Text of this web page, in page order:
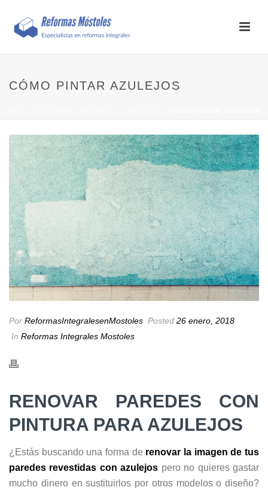
CÓMO PINTAR AZULEJOS
Por ReformasIntegralesenMostoles Posted 26 enero, 2018
In Reformas Integrales Mostoles
RENOVAR PAREDES CON
PINTURA PARA AZULEJOS
¿Estás buscando una forma de renovar la imagen de tus
paredes revestidas con azulejos pero no quieres gastar
mucho dinero en sustituirlos por otros modelos o diseño?